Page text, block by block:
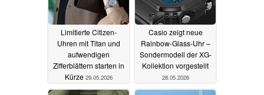
Limitierte Citizen-
Uhren mit Titan und
aufwendigen
Zifferblättern starten in
Kürze 29.05.2026
Casio zeigt neue
Rainbow-Glass-Uhr –
Sondermodell der XG-
Kollektion vorgestellt
28.05.2026